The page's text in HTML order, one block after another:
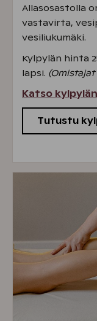
Allasosastolla
vastavirta,
vesiliukumäki.
Kylpylän hinta
lapsi. (Omistajat
Katso
Tutustu